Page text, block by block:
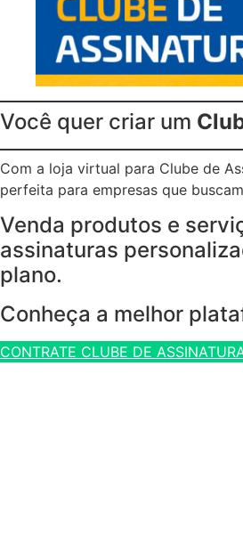
Você quer criar um
Com a loja virtual para Clube de
perfeita para empresas que
Venda produtos e
assinaturas
plano.
Conheça a melhor
CONTRATE CLUBE DE